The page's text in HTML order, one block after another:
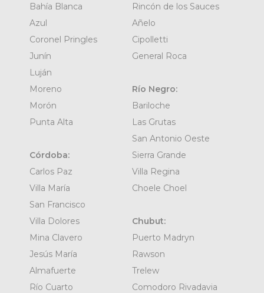
Bahía Blanca
Azul
Coronel Pringles
Junín
Luján
Moreno
Morón
Punta Alta
Córdoba:
Carlos Paz
Villa María
San Francisco
Villa Dolores
Mina Clavero
Jesús María
Almafuerte
Río Cuarto
Rincón de los Sauces
Añelo
Cipolletti
General Roca
Río Negro:
Bariloche
Las Grutas
San Antonio Oeste
Sierra Grande
Villa Regina
Choele Choel
Chubut:
Puerto Madryn
Rawson
Trelew
Comodoro Rivadavia